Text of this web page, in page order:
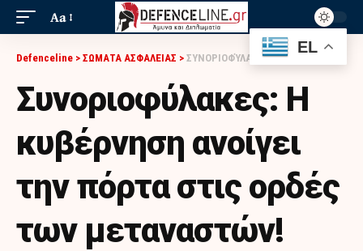
Aa
Defenceline > ΣΩΜΑΤΑ ΑΣΦΑΛΕΙΑΣ > ΣΥΝΟΡΙΟΦΎΛΑΚΕΣ: Η ΚΥΒΈΡΝΗΣΗ ΑΝΟΊΓΕΙ ΤΗΝ ΠΌΡΤΑ ΣΤΙΣ ΟΡΔΈΣ ΤΩΝ ΜΕΤΑΝΑΣΤΏΝ!
Συνοριοφύλακες: Η
κυβέρνηση ανοίγει
την πόρτα στις ορδές
των μεταναστών!
EL